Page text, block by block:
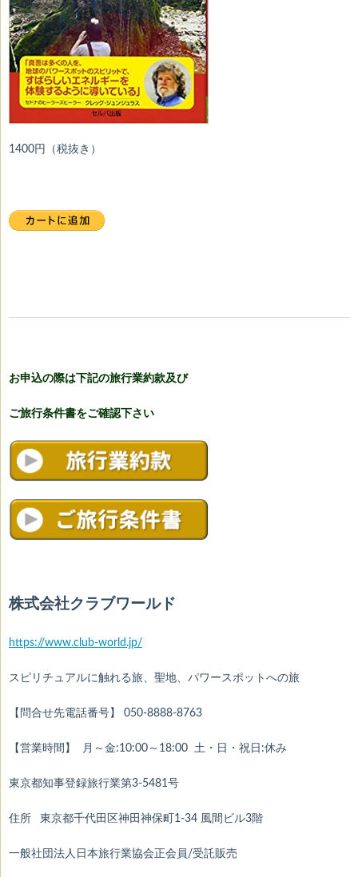
1400円（税抜き）
お申込の際は下記の旅行業約款及び
ご旅行条件書をご確認下さい
株式会社クラブワールド
https://www.club-world.jp/
スピリチュアルに触れる旅、聖地、パワースポットへの旅
【問合せ先電話番号】 050-8888-8763
【営業時間】 月～金:10:00～18:00 土・日・祝日:休み
東京都知事登録旅行業第3-5481号
住所 東京都千代田区神田神保町1-34 風間ビル3階
一般社団法人日本旅行業協会正会員/受託販売